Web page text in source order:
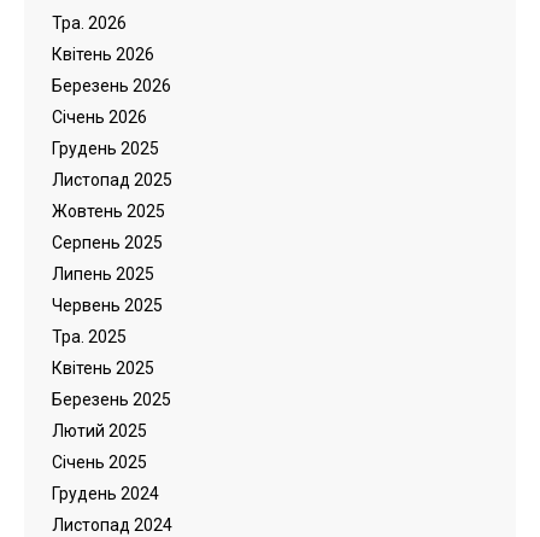
Тра. 2026
Квітень 2026
Березень 2026
Cічень 2026
Грудень 2025
Листопад 2025
Жовтень 2025
Серпень 2025
Липень 2025
Червень 2025
Тра. 2025
Квітень 2025
Березень 2025
Лютий 2025
Cічень 2025
Грудень 2024
Листопад 2024